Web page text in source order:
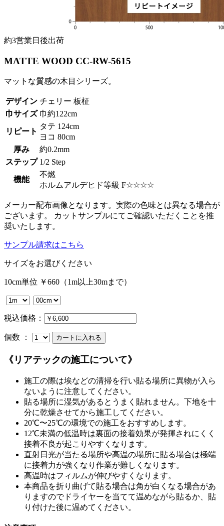
約3営業日後出荷
MATTE WOOD CC-RW-5615
マットな質感の木目シリーズ。
デザイン チェリー 板柾
巾サイズ 巾約122cm
リピート
タテ 124cm
ヨコ 80cm
厚み
約0.2mm
ステップ 1/2 Step
機能
不燃
ホルムアルデヒド等級 F☆☆☆☆
メーカー配布画像となります。実際の色味とは異なる場合が
ございます。 カットサンプルにてご確認いただくことを推
奨いたします。
サンプル請求はこちら
サイズをお選びください
10cm単位 ￥660（1m以上30mまで）
税込価格：
個数 ：
《リアテックの施工について》
施工の際は埃などの清掃を行い貼る場所に異物が入ら
ないように注意してください。
貼る場所に湿気があるとうまく貼れません。下地を十
分に乾燥させてから施工してください。
20℃〜25℃の環境での施工をおすすめします。
12℃未満の低温時は裏面の接着効果が発揮されにくく
接着不良が起こりやすくなります。
直射日光が当たる場所や高温の場所に貼る場合は極端
に接着力が強くなり作業が難しくなります。
高温時はフィルムが伸びやすくなります。
本商品を折り曲げて貼る場合は角が白くなる場合があ
りますのでドライヤーを当てて温めながら貼るか、貼
り付けた後に温めてください。